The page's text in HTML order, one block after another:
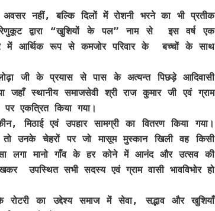
नहीं, बल्कि दिलों में रोशनी भरने का भी प्रतीक
द्वारा “खुशियों के पल” नाम से इस वर्ष एक
में आर्थिक रूप से कमजोर परिवार के बच्चों के साथ
जी के प्रयास से पास के अत्यन्त पिछड़े आदिवासी
स्थानीय समाजसेवी श्री राज कुमार जी एवं ग्राम
एकत्रित किया गया।
मिठाई एवं उपहार सामग्री का वितरण किया गया।
उनके चेहरों पर जो मासूम मुस्कान खिली वह किसी
लगा मानो गाँव के हर कोने में आनंद और उत्सव की
उपस्थित सभी सदस्य एवं ग्राम वासी भावविभोर हो
का उद्देश्य समाज में सेवा, सद्भाव और खुशियाँ